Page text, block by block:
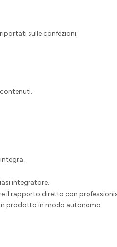
sulle confezioni.
integratore.
il rapporto diretto con
prodotto in modo autonomo.